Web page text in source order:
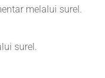
melalui surel.
surel.